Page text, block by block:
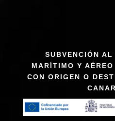
SUBVENCIÓN AL
MARÍTIMO Y
CON ORIGEN O